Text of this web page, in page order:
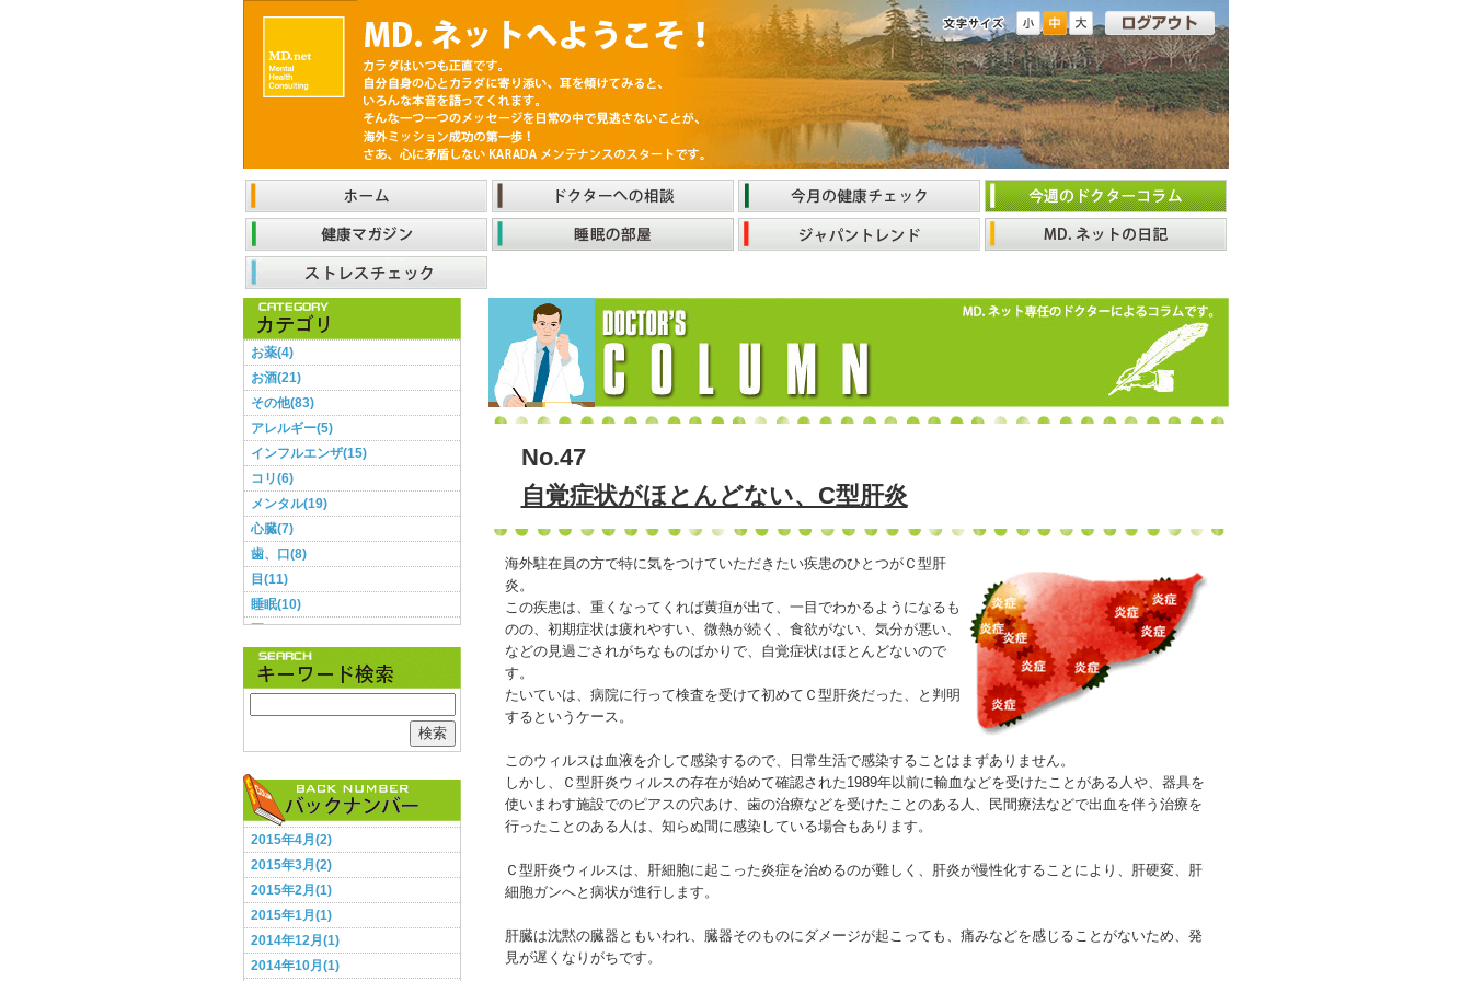
No.47
自覚症状がほとんどない、C型肝炎
海外駐在員の方で特に気をつけていただきたい疾患のひとつがＣ型肝
炎。
この疾患は、重くなってくれば黄疸が出て、一目でわかるようになるも
のの、初期症状は疲れやすい、微熱が続く、食欲がない、気分が悪い、
などの見過ごされがちなものばかりで、自覚症状はほとんどないので
す。
たいていは、病院に行って検査を受けて初めてＣ型肝炎だった、と判明
するというケース。
このウィルスは血液を介して感染するので、日常生活で感染することはまずありません。
しかし、Ｃ型肝炎ウィルスの存在が始めて確認された1989年以前に輸血などを受けたことがある人や、器具を
使いまわす施設でのピアスの穴あけ、歯の治療などを受けたことのある人、民間療法などで出血を伴う治療を
行ったことのある人は、知らぬ間に感染している場合もあります。
Ｃ型肝炎ウィルスは、肝細胞に起こった炎症を治めるのが難しく、肝炎が慢性化することにより、肝硬変、肝
細胞ガンへと病状が進行します。
肝臓は沈黙の臓器ともいわれ、臓器そのものにダメージが起こっても、痛みなどを感じることがないため、発
見が遅くなりがちです。
お薬(4)
お酒(21)
その他(83)
アレルギー(5)
インフルエンザ(15)
コリ(6)
メンタル(19)
心臓(7)
歯、口(8)
目(11)
睡眠(10)
耳(3)
肌(9)
肺(2)
脳(12)
腰(5)
血圧(8)
足(5)
頭(13)
食事(28)
鼻(2)
検索
2015年4月(2)
2015年3月(2)
2015年2月(1)
2015年1月(1)
2014年12月(1)
2014年10月(1)